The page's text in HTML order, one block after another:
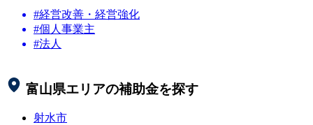
#経営改善・経営強化
#個人事業主
#法人
富山県エリアの補助金を探す
射水市